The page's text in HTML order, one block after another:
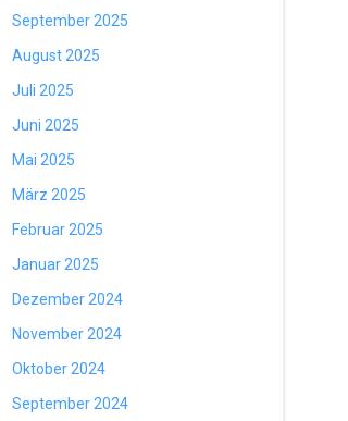
September 2025
August 2025
Juli 2025
Juni 2025
Mai 2025
März 2025
Februar 2025
Januar 2025
Dezember 2024
November 2024
Oktober 2024
September 2024